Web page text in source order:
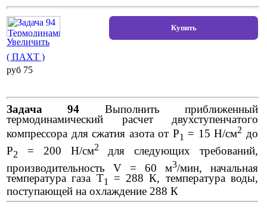
Увеличить
( ПАХТ )
pуб 75
Задача 94 Выполнить приближенный
термодинамический расчет двухступенчатого
компрессора для сжатия азота от Р1 = 15 Н/см2 до
Р2 = 200 Н/см2для следующих требований,
производительность V = 60 м3/мин, начальная
температура газа Т1
= 288 К, температура воды,
поступающей на охлаждение 288 К